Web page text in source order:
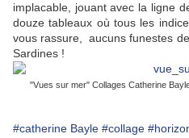
implacable, jouant avec la ligne
douze tableaux où tous les
vous rassure, aucuns funestes
Sardines !
"Vues sur mer" Collages Catherine
#catherine Bayle #collage